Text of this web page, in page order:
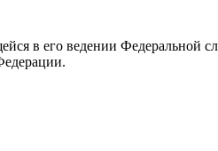
в его ведении Федеральной